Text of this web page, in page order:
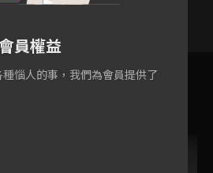
27 28 29
員權益
惱人的事，我們為會員提供了